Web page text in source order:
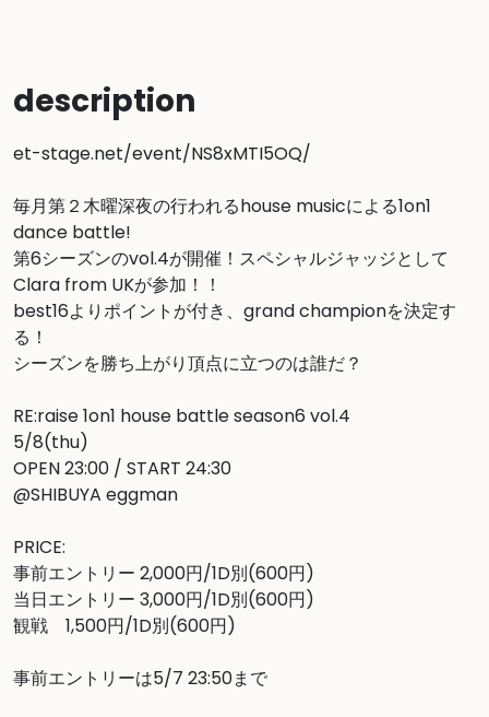
description
et-stage.net/event/NS8xMTI5OQ/
毎月第２木曜深夜の行われるhouse musicによる1on1
dance battle!
第6シーズンのvol.4が開催！スペシャルジャッジとして
Clara from UKが参加！！
best16よりポイントが付き、grand championを決定す
る！
シーズンを勝ち上がり頂点に立つのは誰だ？
RE:raise 1on1 house battle season6 vol.4
5/8(thu)
OPEN 23:00 / START 24:30
@SHIBUYA eggman
PRICE:
事前エントリー 2,000円/1D別(600円)
当日エントリー 3,000円/1D別(600円)
観戦　1,500円/1D別(600円)
事前エントリーは5/7 23:50まで